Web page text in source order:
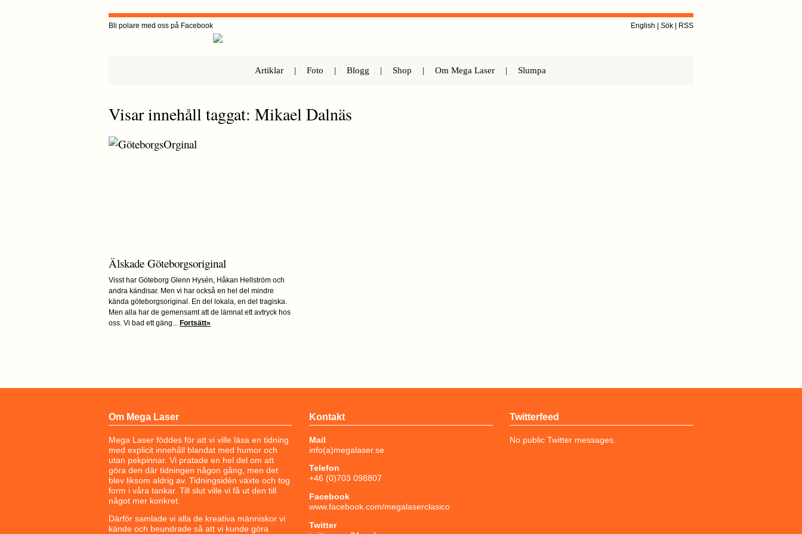
Bli polare med oss på Facebook English Sök RSS
Artiklar | Foto | Blogg | Shop | Om Mega Laser | Slumpa
Visar innehåll taggat: Mikael Dalnäs
Älskade Göteborgsoriginal
Visst har Göteborg Glenn Hysén, Håkan Hellström och
andra kändisar. Men vi har också en hel del mindre
kända göteborgsoriginal. En del lokala, en del tragiska.
Men alla har de gemensamt att de lämnat ett avtryck hos
oss. Vi bad ett gäng... Fortsätt»
Om Mega Laser
Mega Laser föddes för att vi ville läsa en tidning
med explicit innehåll blandat med humor och
utan pekpinnar. Vi pratade en hel del om att
göra den där tidningen någon gång, men det
blev liksom aldrig av. Tidningsidén växte och tog
form i våra tankar. Till slut ville vi få ut den till
något mer konkret.
Därför samlade vi alla de kreativa människor vi
kände och beundrade så att vi kunde göra
Kontakt
Mail
info(a)megalaser.se
Telefon
+46 (0)703 098807
Facebook
www.facebook.com/megalaserclasico
Twitter
Twitterfeed
No public Twitter messages.